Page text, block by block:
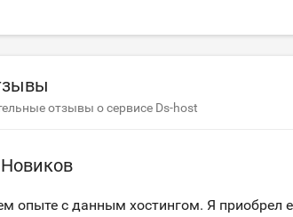
отзывы о сервисе Ds-host
опыте с данным хостингом. Я приобрел